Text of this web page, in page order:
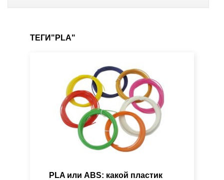
ТЕГИ"PLA"
PLA или ABS: какой пластик